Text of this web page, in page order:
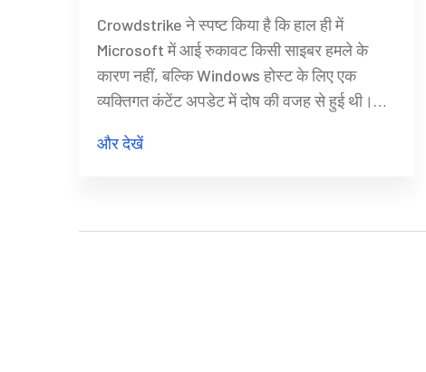
Crowdstrike ने स्पष्ट किया है कि हाल ही में
Microsoft में आई रुकावट किसी साइबर हमले के
कारण नहीं, बल्कि Windows होस्ट के लिए एक
व्यक्तिगत कंटेंट अपडेट में दोष की वजह से हुई थी।
समाधान त्वरित रूप से लागू किया गया। मैक और
कारण विभिन्न क्षेत्रों में व्यापक व्यवधान हुआ।
और देखें